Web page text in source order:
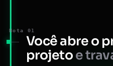
Nota 01
Você abre o
projetoe